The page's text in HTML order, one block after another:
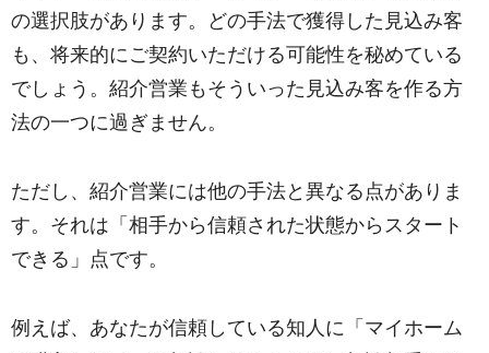
の選択肢があります。どの手法で獲得した見込み客
も、将来的にご契約いただける可能性を秘めている
でしょう。紹介営業もそういった見込み客を作る方
法の一つに過ぎません。
ただし、紹介営業には他の手法と異なる点がありま
す。それは「相手から信頼された状態からスタート
できる」点です。
例えば、あなたが信頼している知人に「マイホーム